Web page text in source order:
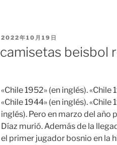
PUBLICADO
2022年10月19日
camisetas beisbol
«Chile 1952» (en inglés). «Chile
«Chile 1944» (en inglés). «Chile
inglés). Pero en marzo del año
Díaz murió. Además de la
el primer jugador bosnio en la